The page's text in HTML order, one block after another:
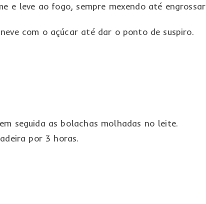
e leve ao fogo, sempre mexendo até
com o açúcar até dar o ponto de suspiro.
seguida as bolachas molhadas no leite.
por 3 horas.